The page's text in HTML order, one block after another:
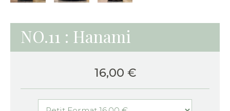
NO.11 : Hanami
16,00 €